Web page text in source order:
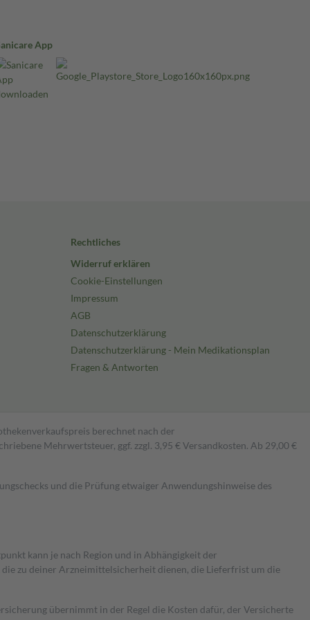
App
Rechtliches
Widerruf erklären
Cookie-Einstellungen
Impressum
AGB
Datenschutzerklärung
Datenschutzerklärung - Mein Medikationsplan
Fragen & Antworten
berechnet nach der
Mehrwertsteuer, ggf. zzgl. 3,95 € Versandkosten. Ab 29,00 €
und die Prüfung etwaiger Anwendungshinweise des
kann je nach Region und in Abhängigkeit der
zu deiner Arzneimittelsicherheit dienen, die Lieferfrist um die
übernimmt in der Regel die Kosten dafür, der Versicherte